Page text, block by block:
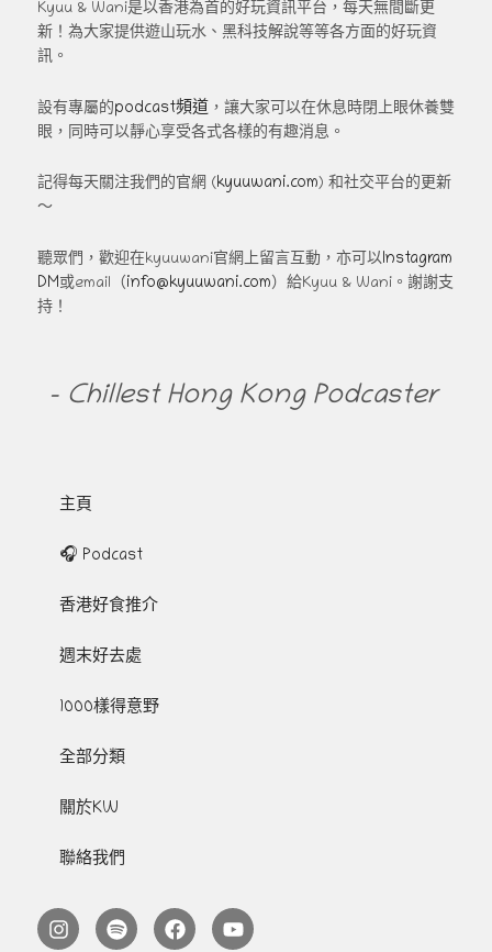
Kyuu & Wani是以香港為首的好玩資訊平台，每天無間斷更
新！為大家提供遊山玩水、黑科技解說等等各方面的好玩資
訊。
設有專屬的podcast頻道 ，讓大家可以在休息時閉上眼休養雙
眼，同時可以靜心享受各式各樣的有趣消息。
記得每天關注我們的官網 (kyuuwani.com) 和社交平台的更新
～
聽眾們，歡迎在kyuuwani官網上留言互動，亦可以Instagram
DM或email（info@kyuuwani.com）給Kyuu & Wani。謝謝支
持！
- Chillest Hong Kong Podcaster
主頁
🎧 Podcast
香港好食推介
週末好去處
1000樣得意野
全部分類
關於KW
聯絡我們